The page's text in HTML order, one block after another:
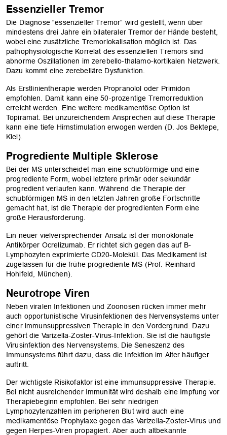
OK
Essenzieller Tremor
Die Diagnose “essenzieller Tremor” wird gestellt, wenn über
mindestens drei Jahre ein bilateraler Tremor der Hände besteht,
wobei eine zusätzliche Tremorlokalisation möglich ist. Das
pathophysiologische Korrelat des essenziellen Tremors sind
abnorme Oszillationen im zerebello-thalamo-kortikalen Netzwerk.
Dazu kommt eine zerebelläre Dysfunktion.
Als Erstlinientherapie werden Propranolol oder Primidon
empfohlen. Damit kann eine 50-prozentige Tremorreduktion
erreicht werden. Eine weitere medikamentöse Option ist
Topiramat. Bei unzureichendem Ansprechen auf diese Therapie
kann eine tiefe Hirnstimulation erwogen werden (D. Jos Bektepe,
Kiel).
Progrediente Multiple Sklerose
Bei der MS unterscheidet man eine schubförmige und eine
progrediente Form, wobei letztere primär oder sekundär
progredient verlaufen kann. Während die Therapie der
schubförmigen MS in den letzten Jahren große Fortschritte
gemacht hat, ist die Therapie der progredienten Form eine
große Herausforderung.
Ein neuer vielversprechender Ansatz ist der monoklonale
Antikörper Ocrelizumab. Er richtet sich gegen das auf B-
Lymphozyten exprimierte CD20-Molekül. Das Medikament ist
zugelassen für die frühe progrediente MS (Prof. Reinhard
Hohlfeld, München).
Neurotrope Viren
Neben viralen Infektionen und Zoonosen rücken immer mehr
auch opportunistische Virusinfektionen des Nervensystems unter
einer immunsuppressiven Therapie in den Vordergrund. Dazu
gehört die Varizella-Zoster-Virus-Infektion. Sie ist die häufigste
Virusinfektion des Nervensystems. Die Seneszenz des
Immunsystems führt dazu, dass die Infektion im Alter häufiger
auftritt.
Der wichtigste Risikofaktor ist eine immunsuppressive Therapie.
Bei nicht ausreichender Immunität wird deshalb eine Impfung vor
Therapiebeginn empfohlen. Bei sehr niedrigen
Lymphozytenzahlen im peripheren Blut wird auch eine
medikamentöse Prophylaxe gegen das Varizella-Zoster-Virus und
gegen Herpes-Viren propagiert. Aber auch altbekannte